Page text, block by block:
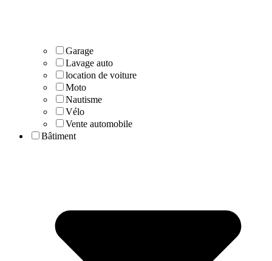
Garage
Lavage auto
location de voiture
Moto
Nautisme
Vélo
Vente automobile
Bâtiment